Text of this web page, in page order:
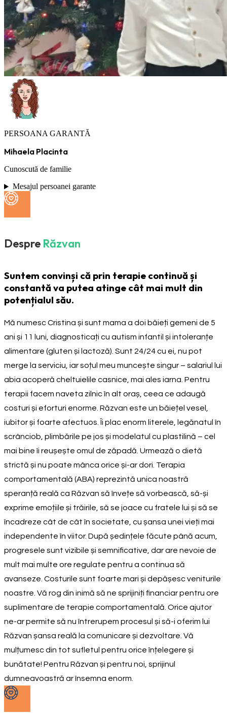
PERSOANA GARANTĂ
Mihaela Placinta
Cunoscută de familie
Mesajul persoanei garante
Despre Răzvan
Suntem convinși că prin terapie continuă și
constantă va putea atinge cât mai mult din
potențialul său.
Mă numesc Cristina și sunt mama a doi băieți gemeni de 5
ani și 11 luni, diagnosticați cu autism infantil și intoleranțe
alimentare (gluten și lactoză). Sunt 24/24 cu ei, nu pot
merge la serviciu, iar soțul meu muncește singur – salariul lui
abia acoperă cheltuielile casnice, mai ales iarna. Pentru
terapii facem naveta zilnic în alt oraș, ceea ce adaugă
costuri și eforturi enorme. Răzvan este un băiețel vesel,
iubitor și foarte afectuos. Îi plac enorm literele, legănatul în
scrânciob, plimbările pe jos și modelatul cu plastilină – cel
mai bine îi reușește omul de zăpadă. Urmează o dietă
strictă și nu poate mânca orice și-ar dori. Terapia
comportamentală (ABA) reprezintă unica noastră
speranță reală ca Răzvan să învețe să vorbească, să-și
exprime emoțiile și trăirile, să se joace cu fratele lui și să se
încadreze cât de cât în societate, cu șansa unei vieți mai
independente în viitor. După ședințele făcute până acum,
progresele sunt vizibile și semnificative, dar are nevoie de
mult mai multe ore regulate pentru a continua să
avanseze. Costurile sunt foarte mari și depășesc veniturile
noastre. Vă rog din inimă să ne sprijiniți financiar pentru ore
suplimentare de terapie comportamentală. Orice ajutor
ne-ar permite să nu întrerupem procesul și să-i oferim lui
Răzvan șansa reală la comunicare și dezvoltare. Vă
mulțumesc din tot sufletul pentru orice înțelegere și
bunătate! Pentru Răzvan și pentru noi, sprijinul
dumneavoastră ar însemna enorm.